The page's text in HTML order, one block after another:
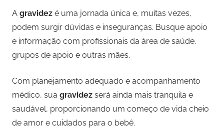
A gravidez é uma jornada única e, muitas vezes,
podem surgir dúvidas e inseguranças. Busque apoio
e informação com profissionais da área de saúde,
grupos de apoio e outras mães.
Com planejamento adequado e acompanhamento
médico, sua gravidez será ainda mais tranquila e
saudável, proporcionando um começo de vida cheio
de amor e cuidados para o bebê.